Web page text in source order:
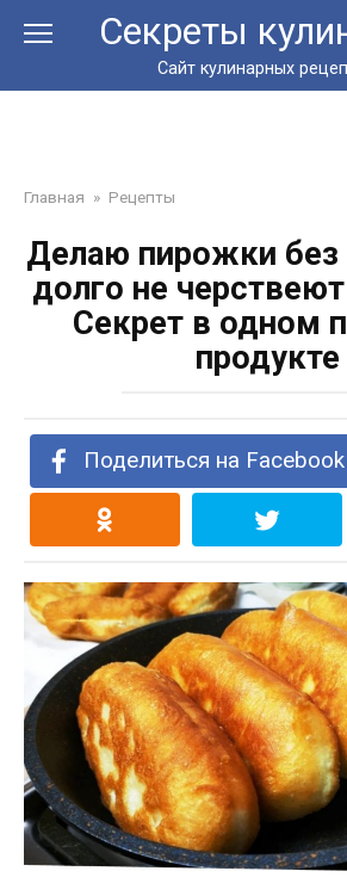
Секреты
Сайт кулинарных
Главная » Рецепты
Делаю пирожки
долго не
Секрет в одном
продукте
Поделиться на Facebook